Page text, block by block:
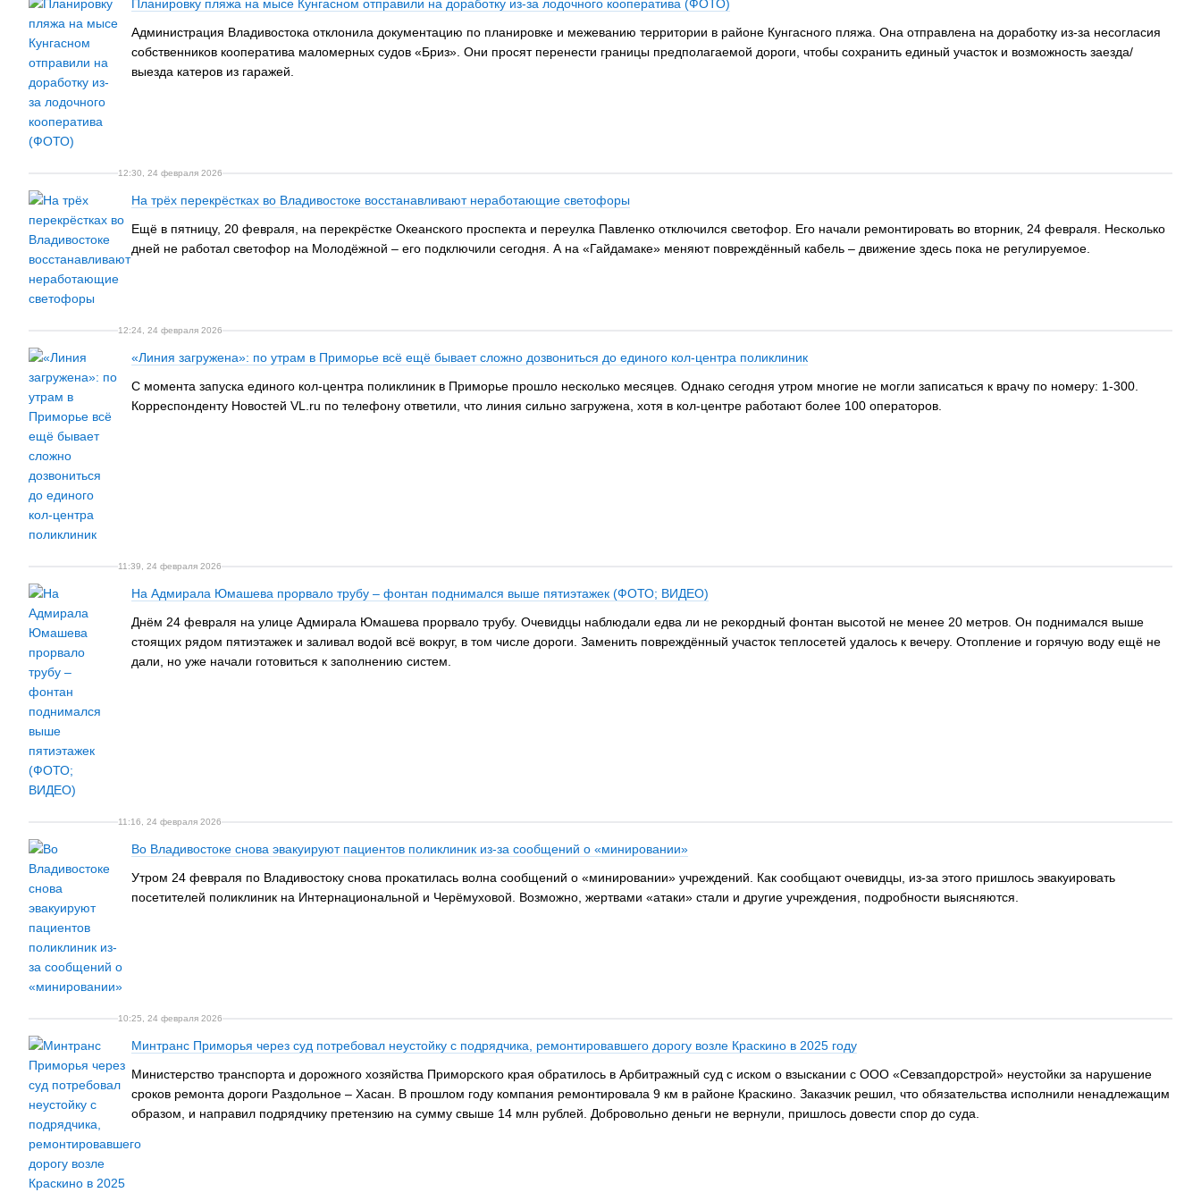
Планировку пляжа на мысе Кунгасном отправили на доработку из-за лодочного кооператива (ФОТО)
Администрация Владивостока отклонила документацию по планировке и межеванию территории в районе Кунгасного пляжа. Она отправлена на доработку из-за несогласия
собственников кооператива маломерных судов «Бриз». Они просят перенести границы предполагаемой дороги, чтобы сохранить единый участок и возможность заезда/
выезда катеров из гаражей.
12:30, 24 февраля 2026
На трёх перекрёстках во Владивостоке восстанавливают неработающие светофоры
Ещё в пятницу, 20 февраля, на перекрёстке Океанского проспекта и переулка Павленко отключился светофор. Его начали ремонтировать во вторник, 24 февраля. Несколько
дней не работал светофор на Молодёжной – его подключили сегодня. А на «Гайдамаке» меняют повреждённый кабель – движение здесь пока не регулируемое.
12:24, 24 февраля 2026
«Линия загружена»: по утрам в Приморье всё ещё бывает сложно дозвониться до единого кол-центра поликлиник
С момента запуска единого кол-центра поликлиник в Приморье прошло несколько месяцев. Однако сегодня утром многие не могли записаться к врачу по номеру: 1-300.
Корреспонденту Новостей VL.ru по телефону ответили, что линия сильно загружена, хотя в кол-центре работают более 100 операторов.
11:39, 24 февраля 2026
На Адмирала Юмашева прорвало трубу – фонтан поднимался выше пятиэтажек (ФОТО; ВИДЕО)
Днём 24 февраля на улице Адмирала Юмашева прорвало трубу. Очевидцы наблюдали едва ли не рекордный фонтан высотой не менее 20 метров. Он поднимался выше
стоящих рядом пятиэтажек и заливал водой всё вокруг, в том числе дороги. Заменить повреждённый участок теплосетей удалось к вечеру. Отопление и горячую воду ещё не
дали, но уже начали готовиться к заполнению систем.
11:16, 24 февраля 2026
Во Владивостоке снова эвакуируют пациентов поликлиник из-за сообщений о «минировании»
Утром 24 февраля по Владивостоку снова прокатилась волна сообщений о «минировании» учреждений. Как сообщают очевидцы, из-за этого пришлось эвакуировать
посетителей поликлиник на Интернациональной и Черёмуховой. Возможно, жертвами «атаки» стали и другие учреждения, подробности выясняются.
10:25, 24 февраля 2026
Минтранс Приморья через суд потребовал неустойку с подрядчика, ремонтировавшего дорогу возле Краскино в 2025 году
Министерство транспорта и дорожного хозяйства Приморского края обратилось в Арбитражный суд с иском о взыскании с ООО «Севзапдорстрой» неустойки за нарушение
сроков ремонта дороги Раздольное – Хасан. В прошлом году компания ремонтировала 9 км в районе Краскино. Заказчик решил, что обязательства исполнили ненадлежащим
образом, и направил подрядчику претензию на сумму свыше 14 млн рублей. Добровольно деньги не вернули, пришлось довести спор до суда.